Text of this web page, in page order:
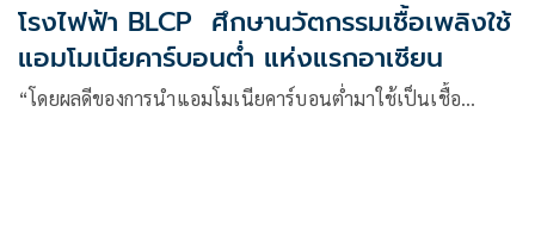
โรงไฟฟ้า BLCP ศึกษานวัตกรรมเชื้อเพลิงใช้
แอมโมเนียคาร์บอนต่ำ แห่งแรกอาเซียน
“โดยผลดีของการนำแอมโมเนียคาร์บอนต่ำมาใช้เป็นเชื้อ…